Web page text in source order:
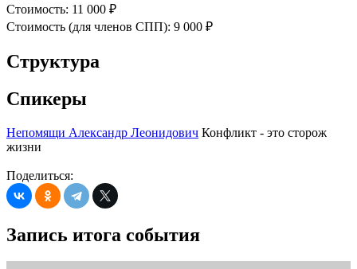
Стоимость: 11 000 ₽
Стоимость (для членов СПП): 9 000 ₽
Структура
Спикеры
Непомящи Александр Леонидович Конфликт - это сторож
жизни
Поделиться:
Запись итога события